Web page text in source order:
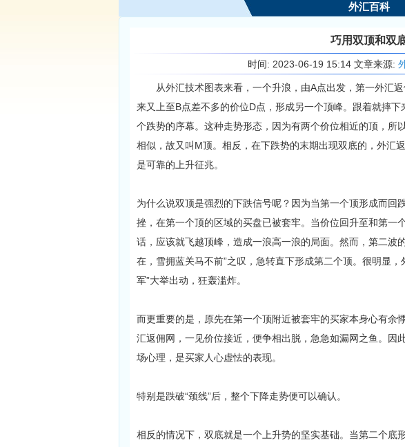
外汇百科
巧用双顶和双
时间: 2023-06-19 15:14 文章来源:
从外汇技术图表来看，一个升浪，由A点出发，第一外汇返
来又上至B点差不多的价位D点，形成另一个顶峰。跟着就摔
个跌势的序幕。这种走势形态，因为有两个价位相近的顶，所
相似，故又叫M顶。相反，在下跌势的末期出现双底的，外汇
是可靠的上升征兆。
为什么说双顶是强烈的下跌信号呢？因为当第一个顶形成而回
挫，在第一个顶的区域的买盘已被套牢。当价位回升至和第一
话，应该就飞越顶峰，造成一浪高一浪的局面。然而，第二波
在，雪拥蓝关马不前”之叹，急转直下形成第二个顶。很明显
军”大举出动，狂轰滥炸。
而更重要的是，原先在第一个顶附近被套牢的买家本身心有余
汇返佣网，一见价位接近，便争相出脱，急急如漏网之鱼。因
场心理，是买家人心虚怯的表现。
特别是跌破“颈线”后，整个下降走势便可以确认。
相反的情况下，双底就是一个上升势的坚实基础。当第二个底